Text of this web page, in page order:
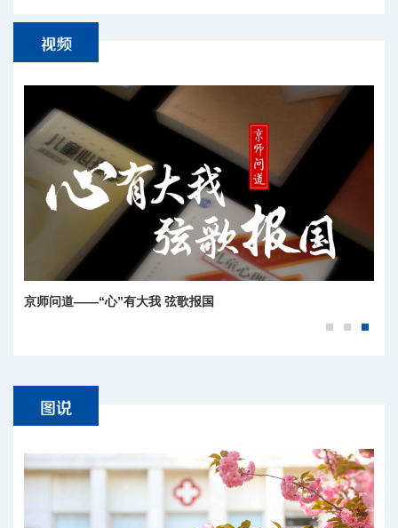
京师问道——“心”有大我 弦歌报国